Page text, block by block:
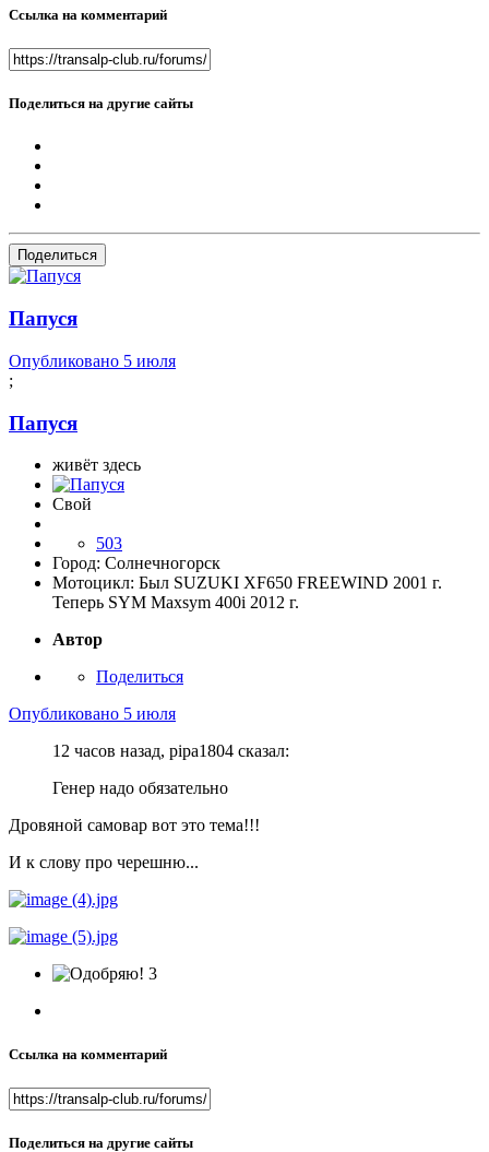
Ссылка на комментарий
Поделиться на другие сайты
Поделиться
Папуся
Опубликовано 5 июля
;
Папуся
живёт здесь
Свой
503
Город: Солнечногорск
Мотоцикл: Был SUZUKI XF650 FREEWIND 2001 г.
Теперь SYM Maxsym 400i 2012 г.
Автор
Поделиться
Опубликовано 5 июля
12 часов назад, pipa1804 сказал:
Генер надо обязательно
Дровяной самовар вот это тема!!!
И к слову про черешню...
3
Ссылка на комментарий
Поделиться на другие сайты